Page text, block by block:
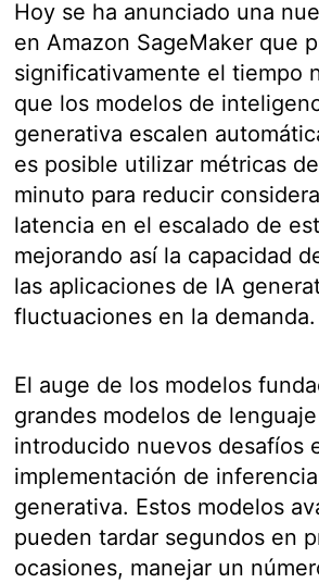
Hoy se ha anunciado una
en Amazon SageMaker que
significativamente el tiempo
que los modelos de
generativa escalen
es posible utilizar métricas
minuto para reducir
latencia en el escalado de
mejorando así la capacidad
las aplicaciones de IA
fluctuaciones en la demanda.
El auge de los modelos
grandes modelos de
introducido nuevos desafíos
implementación de
generativa. Estos modelos
pueden tardar segundos en
ocasiones, manejar un